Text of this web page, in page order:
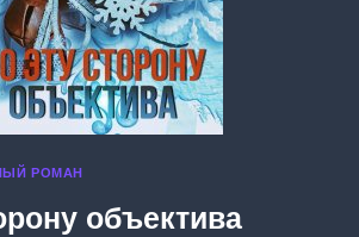
РОМАН
объектива